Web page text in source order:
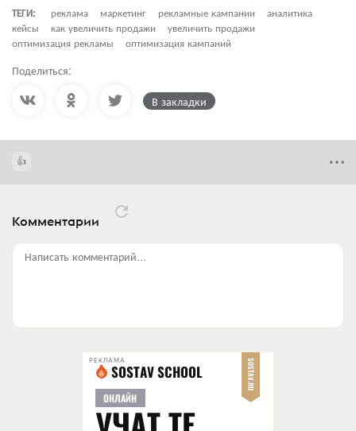
ТЕГИ: реклама маркетинг рекламные кампании
аналитика
кейсы
как увеличить продажи
увеличить продажи
оптимизация рекламы
оптимизация кампаний
Поделиться:
В закладки
Комментарии
Написать комментарий...
РЕКЛАМА